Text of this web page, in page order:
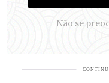
Não se